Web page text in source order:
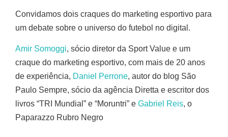
Convidamos dois craques do marketing esportivo para
um debate sobre o universo do futebol no digital.
Amir Somoggi, sócio diretor da Sport Value e um
craque do marketing esportivo, com mais de 20 anos
de experiência, Daniel Perrone, autor do blog São
Paulo Sempre, sócio da agência Diretta e escritor dos
livros “TRI Mundial” e “Moruntri” e Gabriel Reis, o
Paparazzo Rubro Negro